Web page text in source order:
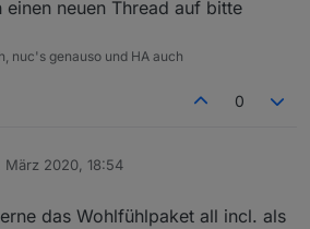
einen neuen Thread auf bitte
nuc's genauso und HA auch
0
März 2020, 18:54
von
das Wohlfühlpaket all incl. als